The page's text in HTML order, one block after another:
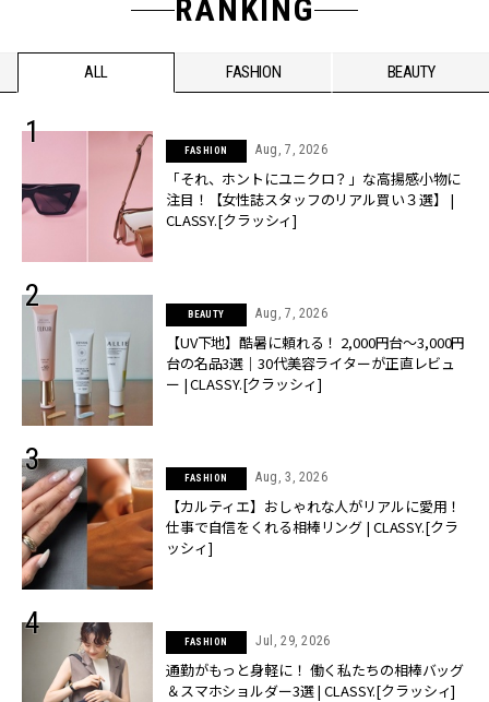
RANKING
ALL FASHION BEAUTY
FASHION Aug, 7, 2026
「それ、ホントにユニクロ？」な高揚感小物に
注目！【女性誌スタッフのリアル買い３選】 |
CLASSY.[クラッシィ]
BEAUTY Aug, 7, 2026
【UV下地】酷暑に頼れる！ 2,000円台〜3,000円
台の名品3選｜30代美容ライターが正直レビュ
ー | CLASSY.[クラッシィ]
FASHION Aug, 3, 2026
【カルティエ】おしゃれな人がリアルに愛用！
仕事で自信をくれる相棒リング | CLASSY.[クラ
ッシィ]
FASHION Jul, 29, 2026
通勤がもっと身軽に！ 働く私たちの相棒バッグ
＆スマホショルダー3選 | CLASSY.[クラッシィ]